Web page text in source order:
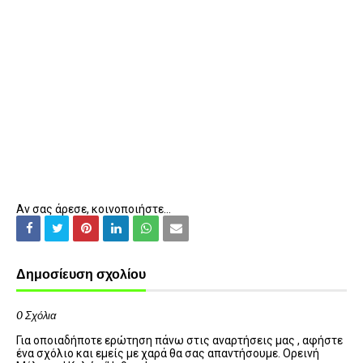
Αν σας άρεσε, κοινοποιήστε...
Δημοσίευση σχολίου
0 Σχόλια
Για οποιαδήποτε ερώτηση πάνω στις αναρτήσεις μας , αφήστε
ένα σχόλιο και εμείς με χαρά θα σας απαντήσουμε. Ορεινή